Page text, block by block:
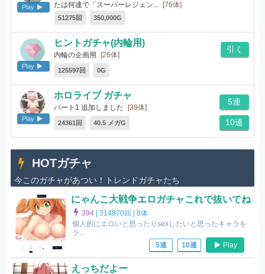
Play
たは何連で「スーパーレジェン...
[76体]
51275回 350,000G
Play
ヒントガチャ(内輪用)
内輪の企画用 [26体]
125597回 0G
引く
Play
ホロライブ ガチャ
パート1 追加しました [39体]
24361回 40.5 メガG
5連
10連
HOTガチャ
今このガチャがあつい！トレンドガチャたち
にゃんこ大戦争エロガチャこれで抜いてね
394 |314870回 |8体
個人的にエロいと思ったりsexしたいと思ったキャラを
ラ...
5連
10連 Play
えっちだよー